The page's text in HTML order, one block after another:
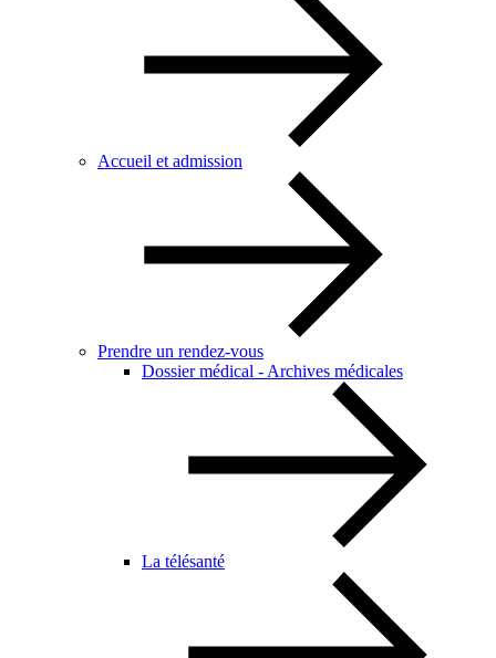
Accueil et admission
Prendre un rendez-vous
Dossier médical - Archives médicales
La télésanté